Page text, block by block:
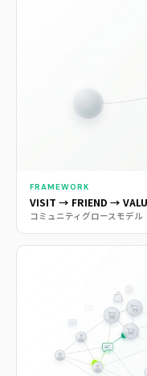
FRAMEWORK
VISIT → FRIEND →
コミュニティグロースモデル